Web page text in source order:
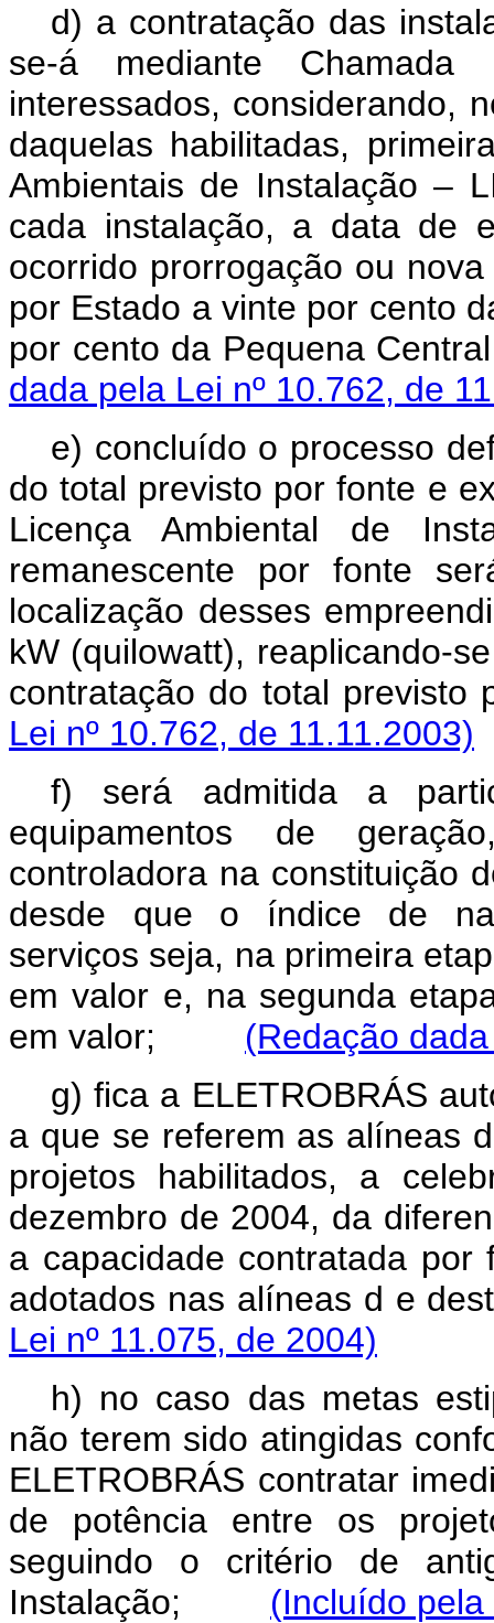
d) a contratação das
se-á mediante Chamada
interessados, considerando,
daquelas habilitadas,
Ambientais de Instalação –
cada instalação, a data de
ocorrido prorrogação ou
por Estado a vinte por cento
por cento da Pequena
dada pela Lei nº 10.762, de
e) concluído o processo
do total previsto por fonte e
Licença Ambiental de
remanescente por fonte
localização desses
kW (quilowatt), reaplicando-
contratação do total
Lei nº 10.762, de 11.11.2003)
f) será admitida a
equipamentos de
controladora na constituição
desde que o índice de
serviços seja, na primeira
em valor e, na segunda
em valor; (Redação
g) fica a ELETROBRÁS
a que se referem as alíneas
projetos habilitados, a
dezembro de 2004, da
a capacidade contratada por
adotados nas alíneas d
Lei nº 11.075, de 2004)
h) no caso das metas
não terem sido atingidas
ELETROBRÁS contratar
de potência entre os
seguindo o critério de
Instalação; (Incluído pela